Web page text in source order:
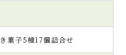
菓子5種17個詰合せ